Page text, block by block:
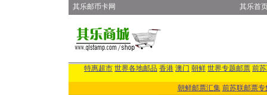
其乐邮币卡网 其乐首
特惠超市 世界各地邮品 香港 澳门 朝鲜 世界专题邮票 前
朝鲜邮票汇集 前苏联邮票专